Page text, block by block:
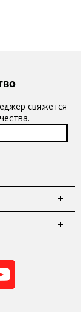
свяжется